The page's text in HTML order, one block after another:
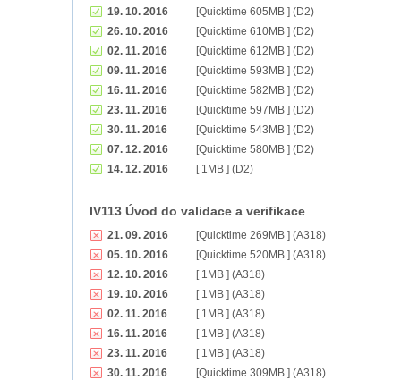
19. 10. 2016
[Quicktime 605MB ] (D2)
26. 10. 2016
[Quicktime 610MB ] (D2)
02. 11. 2016
[Quicktime 612MB ] (D2)
09. 11. 2016
[Quicktime 593MB ] (D2)
16. 11. 2016
[Quicktime 582MB ] (D2)
23. 11. 2016
[Quicktime 597MB ] (D2)
30. 11. 2016
[Quicktime 543MB ] (D2)
07. 12. 2016
[Quicktime 580MB ] (D2)
14. 12. 2016
[ 1MB ] (D2)
IV113 Úvod do validace a verifikace
21. 09. 2016
[Quicktime 269MB ] (A318)
05. 10. 2016
[Quicktime 520MB ] (A318)
12. 10. 2016
[ 1MB ] (A318)
19. 10. 2016
[ 1MB ] (A318)
02. 11. 2016
[ 1MB ] (A318)
16. 11. 2016
[ 1MB ] (A318)
23. 11. 2016
[ 1MB ] (A318)
30. 11. 2016
[Quicktime 309MB ] (A318)